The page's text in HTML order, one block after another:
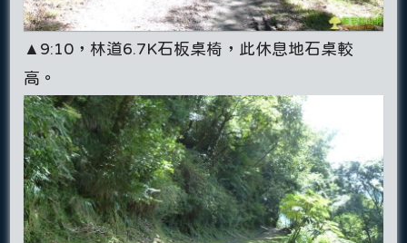
▲9:10，林道6.7K石板桌椅，此休息地石桌較
高。